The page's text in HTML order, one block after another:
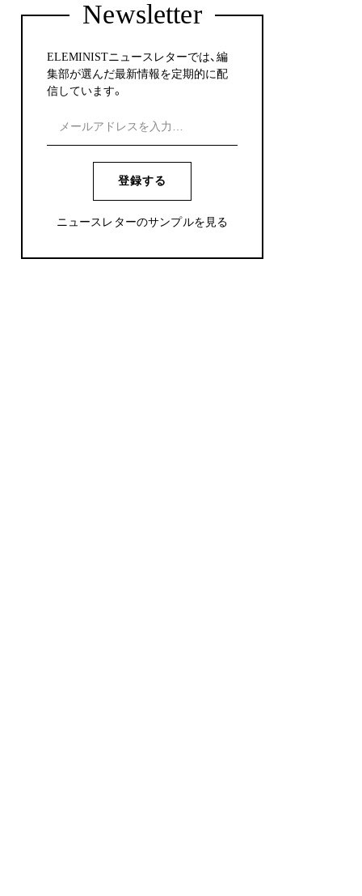
Newsletter
ELEMINISTニュースレターでは、編
集部が選んだ最新情報を定期的に配
信しています。
登録する
ニュースレターのサンプルを見る